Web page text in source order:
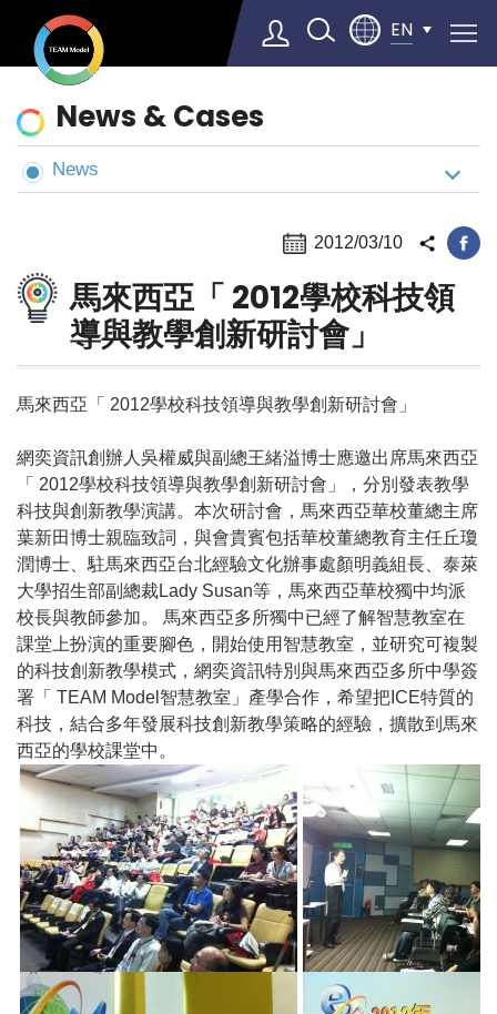
EN
▼
News
&
Cases
News & Cases
News
2012/03/10
馬來西亞「 2012學校科技領
導與教學創新研討會」
馬來西亞「 2012學校科技領導與教學創新研討會」
網奕資訊創辦人吳權威與副總王緒溢博士應邀出席馬來西亞
「 2012學校科技領導與教學創新研討會」，分別發表教學
科技與創新教學演講。本次研討會，馬來西亞華校董總主席
葉新田博士親臨致詞，與會貴賓包括華校董總教育主任丘瓊
潤博士、駐馬來西亞台北經驗文化辦事處顏明義組長、泰萊
大學招生部副總裁Lady Susan等，馬來西亞華校獨中均派
校長與教師參加。 馬來西亞多所獨中已經了解智慧教室在
課堂上扮演的重要腳色，開始使用智慧教室，並研究可複製
的科技創新教學模式，網奕資訊特別與馬來西亞多所中學簽
署「 TEAM Model智慧教室」產學合作，希望把ICE特質的
科技，結合多年發展科技創新教學策略的經驗，擴散到馬來
西亞的學校課堂中。